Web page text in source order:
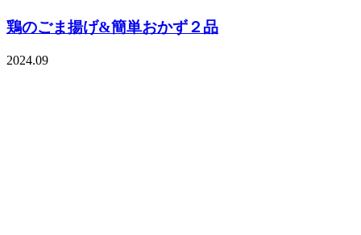
鶏のごま揚げ&簡単おかず２品
2024.09